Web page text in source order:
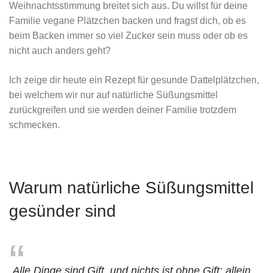
Weihnachtsstimmung breitet sich aus. Du willst für deine
Familie vegane Plätzchen backen und fragst dich, ob es
beim Backen immer so viel Zucker sein muss oder ob es
nicht auch anders geht?
Ich zeige dir heute ein Rezept für gesunde Dattelplätzchen,
bei welchem wir nur auf natürliche Süßungsmittel
zurückgreifen und sie werden deiner Familie trotzdem
schmecken.
Warum natürliche Süßungsmittel
gesünder sind
„Alle Dinge sind Gift, und nichts ist ohne Gift; allein